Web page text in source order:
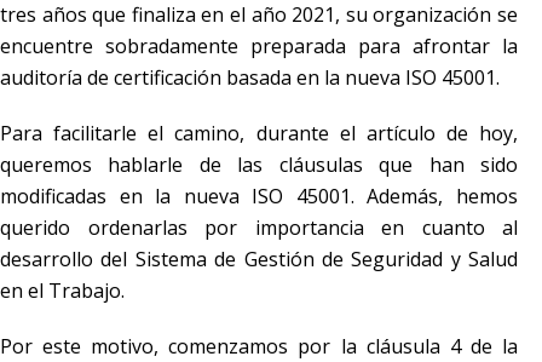
tres años que finaliza en el año 2021, su organización se
encuentre sobradamente preparada para afrontar la
auditoría de certificación basada en la nueva ISO 45001.
Para facilitarle el camino, durante el artículo de hoy,
queremos hablarle de las cláusulas que han sido
modificadas en la nueva ISO 45001. Además, hemos
querido ordenarlas por importancia en cuanto al
desarrollo del Sistema de Gestión de Seguridad y Salud
en el Trabajo.
Por este motivo, comenzamos por la cláusula 4 de la